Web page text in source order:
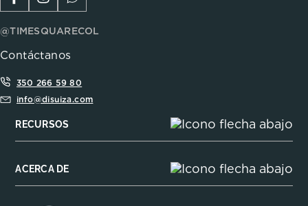
@TIMESQUARECOL
Contáctanos
350 266 59 80
info@disuiza.com
RECURSOS
ACERCA DE